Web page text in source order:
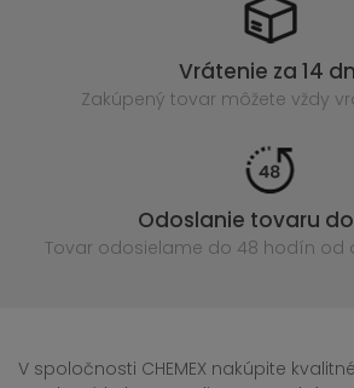
Vrátenie za 14
Zakúpený tovar môžete vždy
Odoslanie tovaru
Tovar odosielame do 48 hodín od
V spoločnosti CHEMEX nakúpite